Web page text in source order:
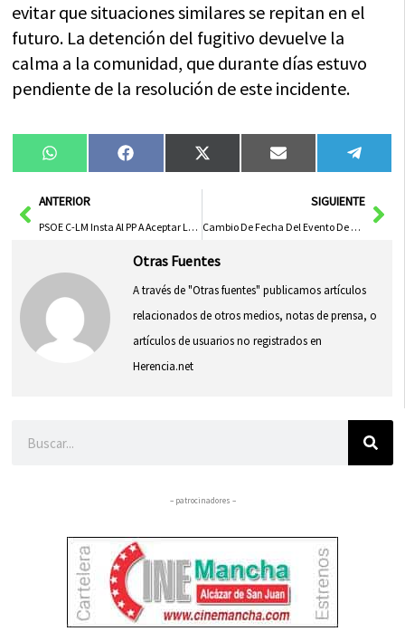
evitar que situaciones similares se repitan en el
futuro. La detención del fugitivo devuelve la
calma a la comunidad, que durante días estuvo
pendiente de la resolución de este incidente.
Compartir
en
WhatsAppCompartir
en
FacebookCompartir
en
X
(Twitter)
Compartir
en
Email
en
AntANTERIOR
PSOE C-LM Insta Al PP A Aceptar La Condonación De Deuda Y Colaborar Con El Gobierno Regional
SIGUIENTE
Cambio De Fecha Del Evento De Canto De Aves Silvestres Del Domingo Por Pronóstico De Lluvia
Otras Fuentes
A través de "Otras fuentes" publicamos artículos
relacionados de otros medios, notas de prensa, o
artículos de usuarios no registrados en
Herencia.net
– patrocinadores –